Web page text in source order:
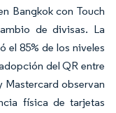
Bangkok con Touch
de divisas. La
el 85% de los niveles
del QR entre
Mastercard observan
física de tarjetas